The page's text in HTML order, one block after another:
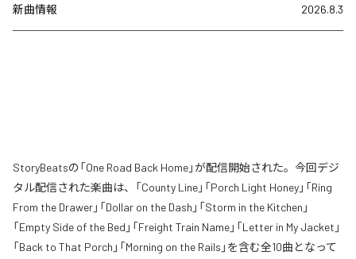
新曲情報 2026.8.3
StoryBeatsの「One Road Back Home」が配信開始された。今回デジ
タル配信された楽曲は、「County Line」「Porch Light Honey」「Ring
From the Drawer」「Dollar on the Dash」「Storm in the Kitchen」
「Empty Side of the Bed」「Freight Train Name」「Letter in My Jacket」
「Back to That Porch」「Morning on the Rails」を含む全10曲となって